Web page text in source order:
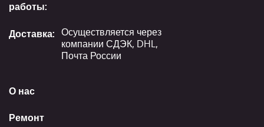
О нас
Ремонт
работы:
Доставка: Осуществляется через
компании СДЭК, DHL,
Почта России